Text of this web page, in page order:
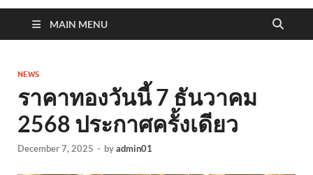
MAIN MENU
NEWS
ราคาทองวันนี้ 7 ธันวาคม
2568 ประกาศครั้งเดียว
December 7, 2025 - byadmin01